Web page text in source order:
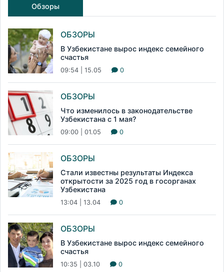
Обзоры
ОБЗОРЫ
В Узбекистане вырос индекс семейного
счастья
09:54 | 15.05 0
ОБЗОРЫ
Что изменилось в законодательстве
Узбекистана с 1 мая?
09:00 | 01.05 0
ОБЗОРЫ
Стали известны результаты Индекса
открытости за 2025 год в госорганах
Узбекистана
13:04 | 13.04 0
ОБЗОРЫ
В Узбекистане вырос индекс семейного
счастья
10:35 | 03.10 0